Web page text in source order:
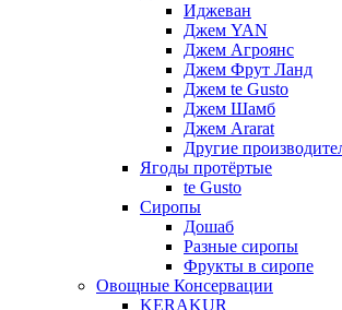
Иджеван
Джем YAN
Джем Агроянс
Джем Фрут Ланд
Джем te Gusto
Джем Шамб
Джем Ararat
Другие
Ягоды протёртые
te Gusto
Сиропы
Дошаб
Разные сиропы
Фрукты в сиропе
Овощные Консервации
KERAKUR